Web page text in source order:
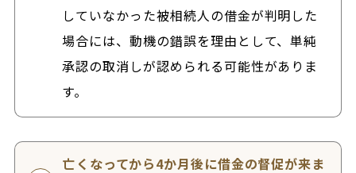
していなかった被相続人の借金が判明した
場合には、動機の錯誤を理由として、単純
承認の取消しが認められる可能性がありま
す。
亡くなってから4か月後に借金の督促が来ま